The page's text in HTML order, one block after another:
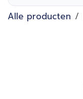
Alle producten